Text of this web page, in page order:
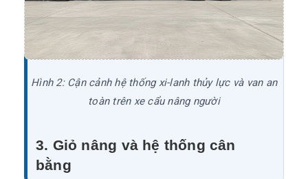
Hình 2: Cận cảnh hệ thống xi-lanh thủy lực và van an
toàn trên xe cẩu nâng người
3. Giỏ nâng và hệ thống cân
bằng